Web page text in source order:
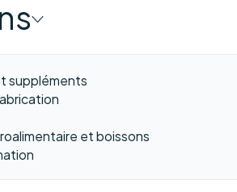
suppléments
et boissons